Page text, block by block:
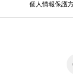
個人情報保護